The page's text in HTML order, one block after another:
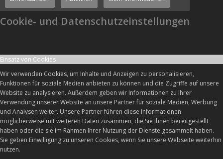
Cookie- und Datenschutzeinstellungen
Einsatz von Cookies
Wir verwenden Cookies, um Inhalte und Anzeigen zu personalisieren,
Funktionen für soziale Medien anbieten zu können und die Zugriffe auf unsere
Website zu analysieren. Außerdem geben wir Informationen zu Ihrer
Verwendung unserer Website an unsere Partner für soziale Medien, Werbung
und Analysen weiter. Unsere Partner führen diese Informationen
möglicherweise mit weiteren Daten zusammen, die Sie ihnen bereitgestellt
haben oder die sie im Rahmen Ihrer Nutzung der Dienste gesammelt haben.
Sie geben Einwilligung zu unseren Cookies, wenn Sie unsere Webseite weiterhin
nutzen.